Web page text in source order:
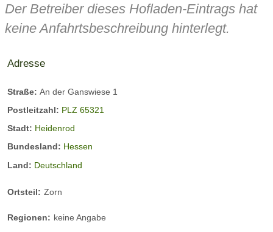
Der Betreiber dieses Hofladen-Eintrags hat
keine Anfahrtsbeschreibung hinterlegt.
Adresse
Straße: An der Ganswiese 1
Postleitzahl: PLZ 65321
Stadt: Heidenrod
Bundesland: Hessen
Land: Deutschland
Ortsteil: Zorn
Regionen: keine Angabe